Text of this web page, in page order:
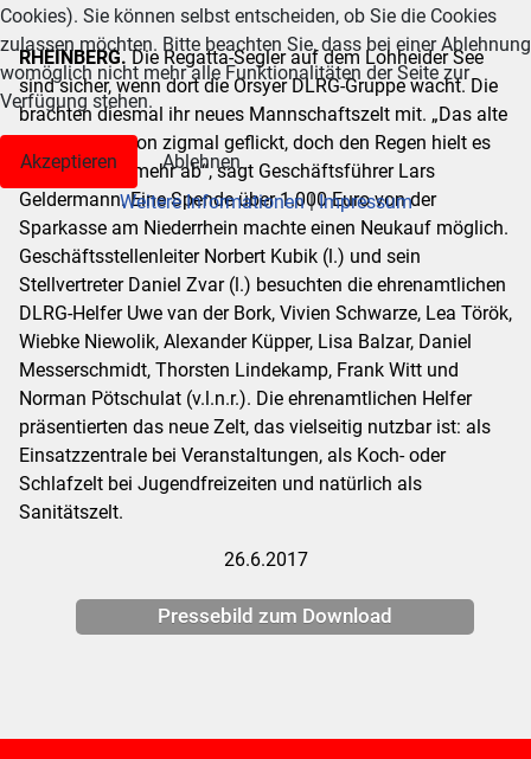
RHEINBERG.Die Regatta-Segler auf dem Lohheider See
sind sicher, wenn dort die Orsyer DLRG-Gruppe wacht. Die
brachten diesmal ihr neues Mannschaftszelt mit. „Das alte
hatten wir schon zigmal geflickt, doch den Regen hielt es
einfach nicht mehr ab“, sagt Geschäftsführer Lars
Geldermann. Eine Spende über 1.000 Euro von der
Sparkasse am Niederrhein machte einen Neukauf möglich.
Geschäftsstellenleiter Norbert Kubik (l.) und sein
Stellvertreter Daniel Zvar (l.) besuchten die ehrenamtlichen
DLRG-Helfer Uwe van der Bork, Vivien Schwarze, Lea Török,
Wiebke Niewolik, Alexander Küpper, Lisa Balzar, Daniel
Messerschmidt, Thorsten Lindekamp, Frank Witt und
Norman Pötschulat (v.l.n.r.). Die ehrenamtlichen Helfer
präsentierten das neue Zelt, das vielseitig nutzbar ist: als
Einsatzzentrale bei Veranstaltungen, als Koch- oder
Schlafzelt bei Jugendfreizeiten und natürlich als
Sanitätszelt.
26.6.2017
Pressebild zum Download
Cookies). Sie können selbst entscheiden, ob Sie die Cookies
zulassen möchten. Bitte beachten Sie, dass bei einer Ablehnung
womöglich nicht mehr alle Funktionalitäten der Seite zur
Verfügung stehen.
Akzeptieren
Ablehnen
Weitere Informationen|Impressum